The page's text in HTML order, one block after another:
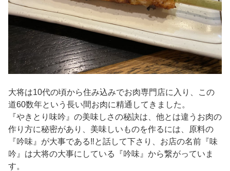
大将は10代の頃から住み込みでお肉専門店に入り、この
道60数年という長い間お肉に精通してきました。
『やきとり味吟』の美味しさの秘訣は、他とは違うお肉の
作り方に秘密があり、美味しいものを作るには、原料の
『吟味』が大事である‼と話して下さり、お店の名前『味
吟』は大将の大事にしている『吟味』から繋がっていま
す。